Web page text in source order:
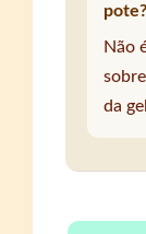
pote?
Não
da